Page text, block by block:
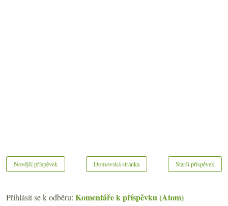
Novější příspěvek Starší příspěvek
Domovská stránka
Přihlásit se k odběru: Komentáře k příspěvku (Atom)